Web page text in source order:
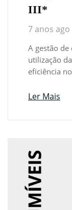
III*
7 anos ago
A gestão
utilização
eficiência
Ler Mais